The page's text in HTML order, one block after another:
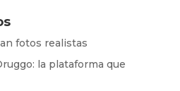
fotos realistas
la plataforma que